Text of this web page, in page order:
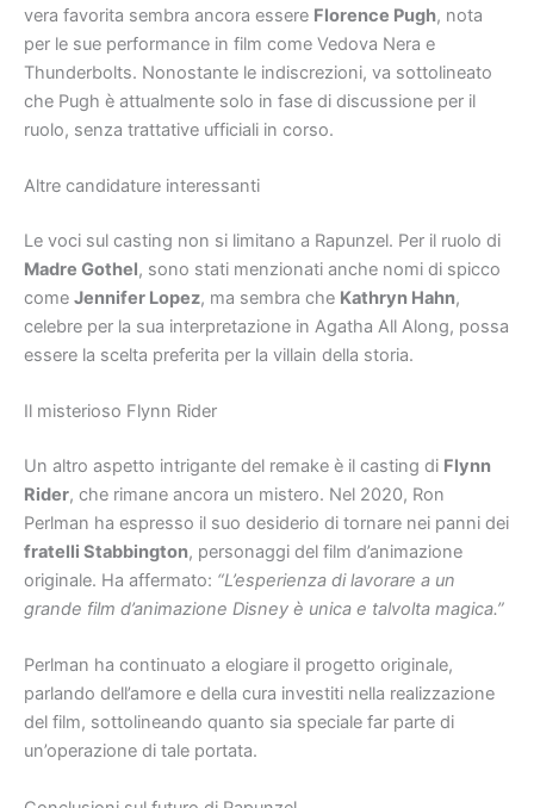
vera favorita sembra ancora essere Florence Pugh, nota
per le sue performance in film come Vedova Nera e
Thunderbolts. Nonostante le indiscrezioni, va sottolineato
che Pugh è attualmente solo in fase di discussione per il
ruolo, senza trattative ufficiali in corso.
Altre candidature interessanti
Le voci sul casting non si limitano a Rapunzel. Per il ruolo di
Madre Gothel, sono stati menzionati anche nomi di spicco
come Jennifer Lopez, ma sembra che Kathryn Hahn,
celebre per la sua interpretazione in Agatha All Along, possa
essere la scelta preferita per la villain della storia.
Il misterioso Flynn Rider
Un altro aspetto intrigante del remake è il casting di Flynn
Rider, che rimane ancora un mistero. Nel 2020, Ron
Perlman ha espresso il suo desiderio di tornare nei panni dei
fratelli Stabbington, personaggi del film d’animazione
originale. Ha affermato: “L’esperienza di lavorare a un
grande film d’animazione Disney è unica e talvolta magica.”
Perlman ha continuato a elogiare il progetto originale,
parlando dell’amore e della cura investiti nella realizzazione
del film, sottolineando quanto sia speciale far parte di
un’operazione di tale portata.